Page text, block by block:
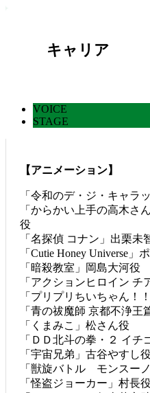
キャリア
VOICE
STAGE
【アニメーション】
「令和のデ・ジ・キャラ
「からかい上手の高木さ
役
「名探偵 コナン」出栗未
「Cutie Honey Universe」
「暗殺教室」岡島大河役
「アクションヒロイン
「プリプリちいちゃん！
「青の祓魔師 京都不浄王
「くまみこ」松さん役
「ＤＤ北斗の拳・２ イチ
「宇宙兄弟」古谷やすし役
「獣旋バトル モンスー
「怪盗ジョーカー」村長役